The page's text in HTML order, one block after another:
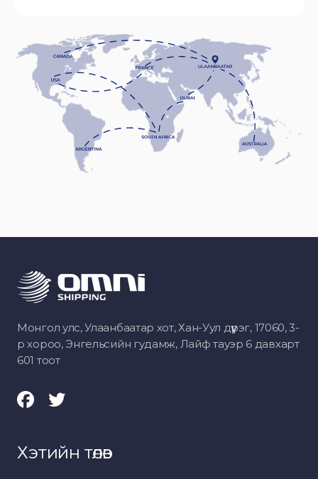
Монгол улс, Улаанбаатар хот, Хан-Уул дүүрэг, 17060, 3-
р хороо, Энгельсийн гудамж, Лайф тауэр 6 давхарт
601 тоот
Хэтийн төлөв